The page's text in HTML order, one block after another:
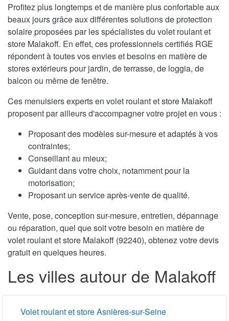
Profitez plus longtemps et de manière plus confortable aux
beaux jours grâce aux différentes solutions de protection
solaire proposées par les spécialistes du volet roulant et
store Malakoff. En effet, ces professionnels certifiés RGE
répondent à toutes vos envies et besoins en matière de
stores extérieurs pour jardin, de terrasse, de loggia, de
balcon ou même de fenêtre.
Ces menuisiers experts en volet roulant et store Malakoff
proposent par ailleurs d'accompagner votre projet en vous :
Proposant des modèles sur-mesure et adaptés à vos
contraintes;
Conseillant au mieux;
Guidant dans votre choix, notamment pour la
motorisation;
Proposant un service après-vente de qualité.
Vente, pose, conception sur-mesure, entretien, dépannage
ou réparation, quel que soit votre besoin en matière de
volet roulant et store Malakoff (92240), obtenez votre devis
gratuit en quelques heures.
Les villes autour de Malakoff
Volet roulant et store Asnières-sur-Seine